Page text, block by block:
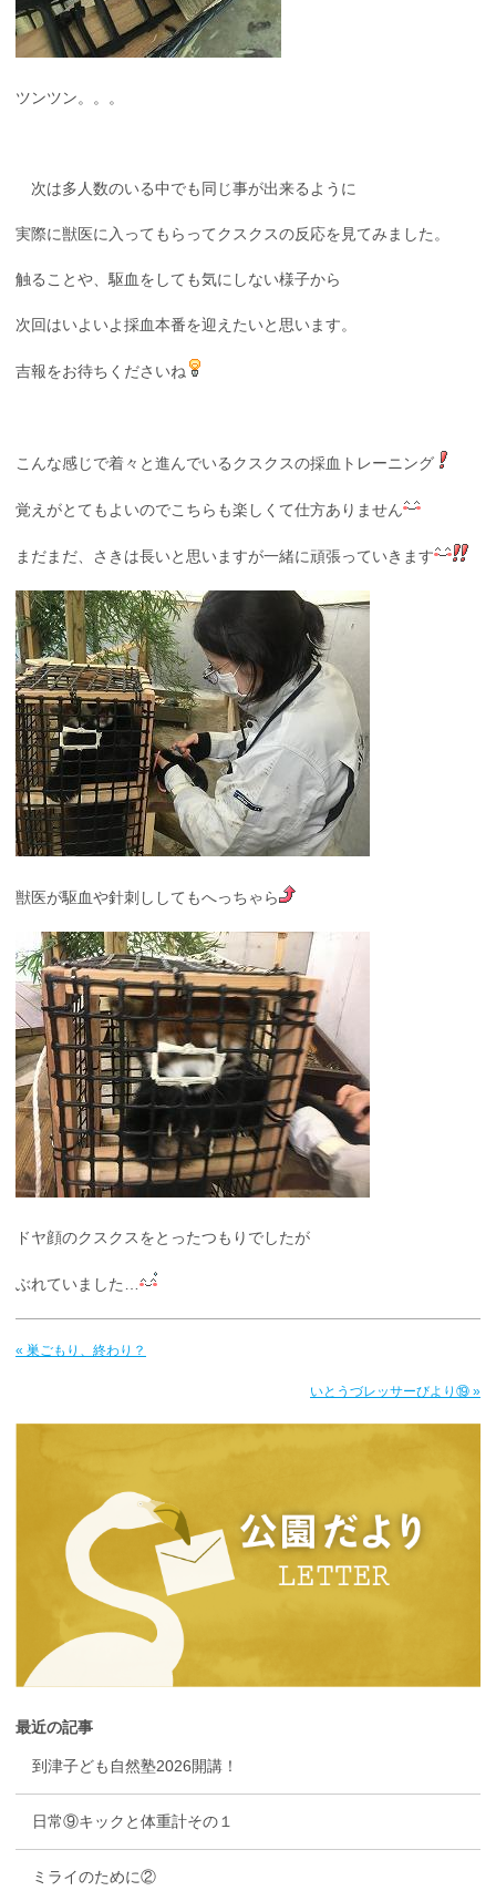
ツンツン。。。
次は多人数のいる中でも同じ事が出来るように
実際に獣医に入ってもらってクスクスの反応を見てみました。
触ることや、駆血をしても気にしない様子から
次回はいよいよ採血本番を迎えたいと思います。
吉報をお待ちくださいね
こんな感じで着々と進んでいるクスクスの採血トレーニング
覚えがとてもよいのでこちらも楽しくて仕方ありません
まだまだ、さきは長いと思いますが一緒に頑張っていきます
獣医が駆血や針刺ししてもへっちゃら
ドヤ顔のクスクスをとったつもりでしたが
ぶれていました…
« 巣ごもり、終わり？
いとうづレッサーびより⑲ »
最近の記事
到津子ども自然塾2026開講！
日常⑨キックと体重計その１
ミライのために②